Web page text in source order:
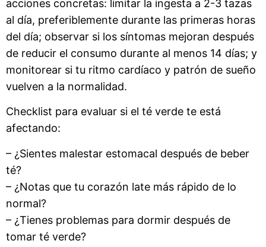
acciones concretas: limitar la ingesta a 2-3 tazas
al día, preferiblemente durante las primeras horas
del día; observar si los síntomas mejoran después
de reducir el consumo durante al menos 14 días; y
monitorear si tu ritmo cardíaco y patrón de sueño
vuelven a la normalidad.
Checklist para evaluar si el té verde te está
afectando:
– ¿Sientes malestar estomacal después de beber
té?
– ¿Notas que tu corazón late más rápido de lo
normal?
– ¿Tienes problemas para dormir después de
tomar té verde?